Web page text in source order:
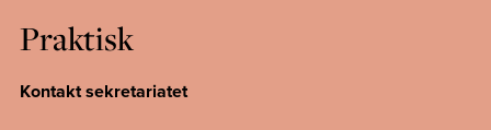
Praktisk
Kontakt sekretariatet